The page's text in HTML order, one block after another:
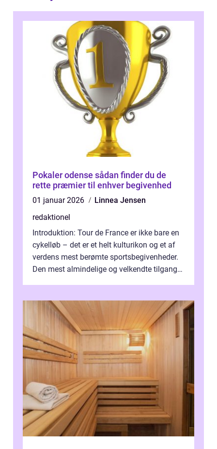
Pokaler odense sådan finder du de
rette præmier til enhver begivenhed
01 januar 2026
Linnea Jensen
redaktionel
Introduktion: Tour de France er ikke bare en
cykelløb – det er et helt kulturikon og et af
verdens mest berømte sportsbegivenheder.
Den mest almindelige og velkendte tilgang